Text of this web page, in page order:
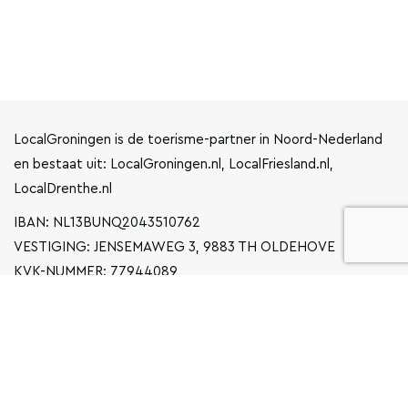
LocalGroningen is de toerisme-partner in Noord-Nederland
en bestaat uit: LocalGroningen.nl, LocalFriesland.nl,
LocalDrenthe.nl
IBAN: NL13BUNQ2043510762
VESTIGING: JENSEMAWEG 3, 9883 TH OLDEHOVE
KVK-NUMMER: 77944089